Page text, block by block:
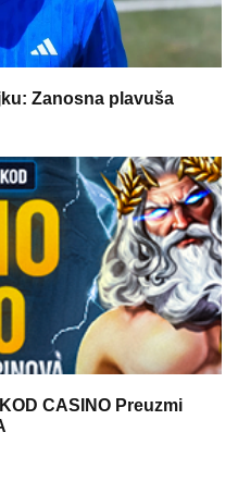
Zanosna plavuša
CASINO Preuzmi